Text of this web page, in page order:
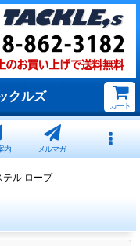
クルズ
カート
内 メルマガ
テル ロープ